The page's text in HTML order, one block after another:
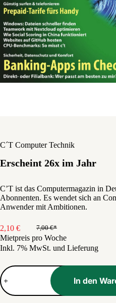
C´T Computer Technik
Erscheint 26x im Jahr
C’T ist das Computermagazin in
Abonnenten. Es wendet sich an
Anwender mit Ambitionen.
7,00€
Ursprünglicher
Preis
war:
2,10 €
Aktueller
Preis
ist:
Mietpreis pro Woche
Inkl. 7% MwSt. und Lieferung
C
´T
Computer
Technik
In den